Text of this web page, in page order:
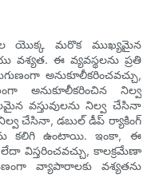
యొక్క మరొక ముఖ్యమైన
ఈ వ్యవస్థలను ప్రతి
అనుకూలీకరించవచ్చు,
అనుకూలీకరించిన నిల్వ
వస్తువులను నిల్వ చేసినా
చేసినా, డబుల్ డీప్ ర్యాకింగ్
కలిగి ఉంటాయి. ఇంకా, ఈ
లేదా విస్తరించవచ్చు, కాలక్రమేణా
వ్యాపారాలకు వశ్యతను